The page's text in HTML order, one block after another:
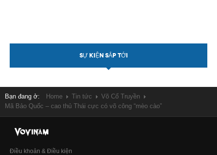
SỰ KIỆN SẮP TỚI
Bạn đang ở: Home Tin tức
Võ Cổ Truyền
Mã Bảo Quốc – cao thủ Thái cực có võ công “mèo cào”
Điều khoản & Điều kiện